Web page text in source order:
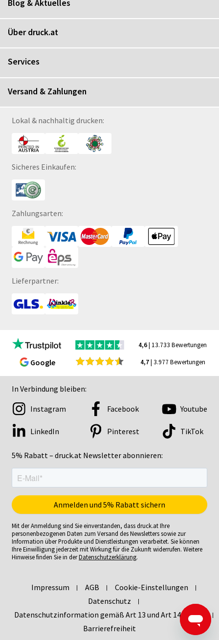
Blog & Aktuelles
Über druck.at
Services
Versand & Zahlungen
Lokal & nachhaltig drucken:
Sicheres Einkaufen:
Zahlungsarten:
Lieferpartner:
4,6| 13.733 Bewertungen
Google 4,7| 3.977 Bewertungen
In Verbindung bleiben:
5% Rabatt – druck.at Newsletter abonnieren:
Instagram Facebook Youtube
LinkedIn Pinterest TikTok
Mit der Anmeldung sind Sie einverstanden, dass druck.at Ihre
personenbezogenen Daten zum Versand des Newsletters sowie zur
Information über Produkte und Dienstleistungen verarbeitet. Sie können
Ihre Einwilligung jederzeit mit Wirkung für die Zukunft widerrufen. Weitere
Hinweise finden Sie in derDatenschutzerklärung.
Impressum AGB
Cookie-Einstellungen
Datenschutz
Datenschutzinformation gemäß Art 13 und Art 14 DSGVO
Barrierefreiheit